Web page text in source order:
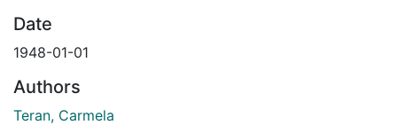
Date
1948-01-01
Authors
Teran, Carmela